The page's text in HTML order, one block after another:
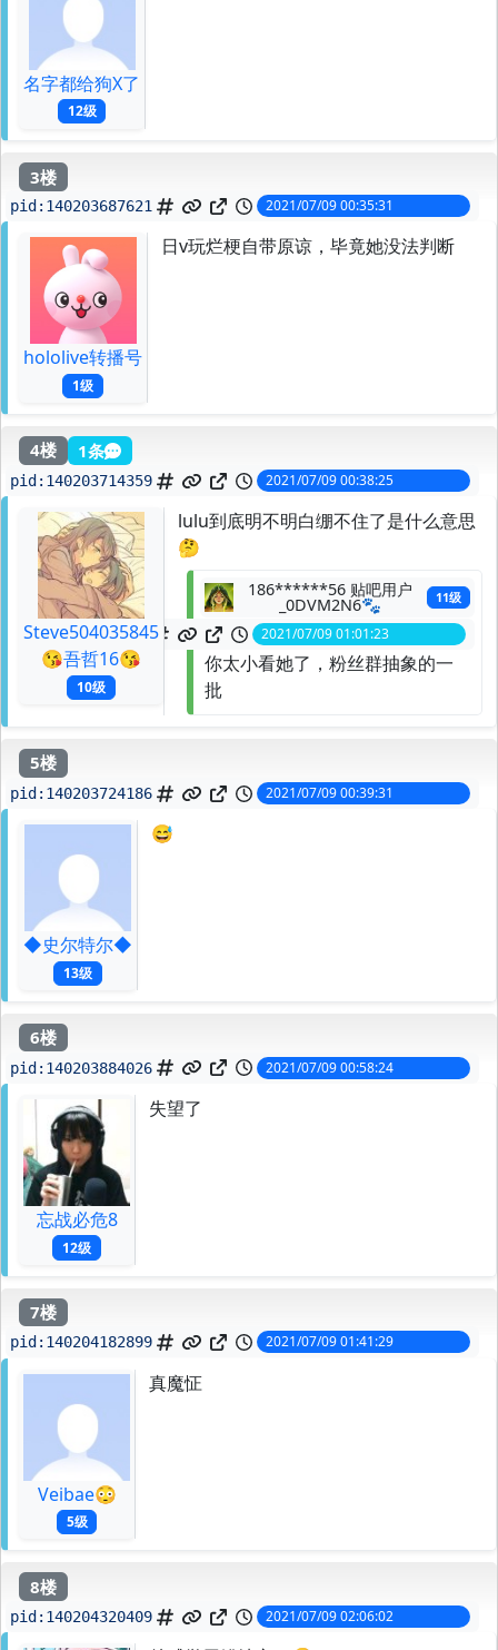
名字都给狗X了
12级
3楼
pid: 140203687621 2021/07/09 00:35:31
hololive转播号
1级
日v玩烂梗自带原谅，毕竟她没法判断
4楼 1条
pid: 140203714359 2021/07/09 00:38:25
Steve504035845
😘吾哲16😘
10级
lulu到底明不明白绷不住了是什么意思
🤔
186******56 贴吧用户
_0DVM2N6🐾 11级
140203906768 2021/07/09 01:01:23
你太小看她了，粉丝群抽象的一
批
5楼
pid: 140203724186 2021/07/09 00:39:31
◆史尔特尔◆
13级
😅
6楼
pid: 140203884026 2021/07/09 00:58:24
忘战必危8
12级
失望了
7楼
pid: 140204182899 2021/07/09 01:41:29
Veibae😳
5级
真魔怔
8楼
pid: 140204320409 2021/07/09 02:06:02